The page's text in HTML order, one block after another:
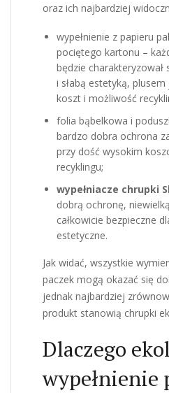
oraz ich najbardziej
wypełnienie z papieru
pociętego kartonu –
będzie charakteryzował
i słabą estetyką,
koszt i możliwość
folia bąbelkowa i
bardzo dobra ochrona
przy dość wysokim
recyklingu;
wypełniacze chrupki
dobrą ochronę,
całkowicie bezpieczne
estetyczne.
Jak widać, wszystkie
paczek mogą okazać się
jednak najbardziej
produkt stanowią chrupki
Dlaczego
wypełnienie